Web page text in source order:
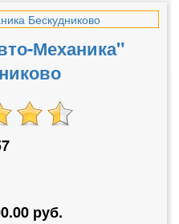
Механика"
руб.